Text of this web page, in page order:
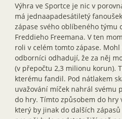
Výhra ve Sportce je nic v
má jednaapadesátiletý
zápase svého oblíbeného týmu
Freddieho Freemana. V ten
roli v celém tomto zápase.
odborníci odhadují, že za něj
(v přepočtu 2,3 milionu korun).
kterému fandil. Pod nátlakem
uvažování míček nahrál
do hry. Tímto způsobem do hry
který by jinak do dalších